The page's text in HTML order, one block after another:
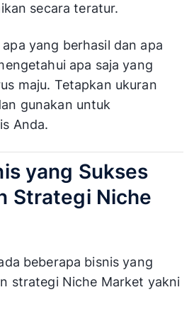
secara teratur.
yang berhasil dan apa
apa saja yang
maju. Tetapkan ukuran
gunakan untuk
Anda.
yang Sukses
Strategi Niche
beberapa bisnis yang
strategi Niche Market yakni